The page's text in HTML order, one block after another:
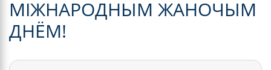
МІЖНАРОДНЫМ ЖАНОЧЫМ
ДНЁМ!